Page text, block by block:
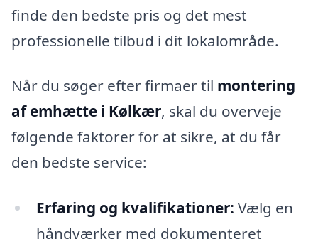
finde den bedste pris og det mest
professionelle tilbud i dit lokalområde.
Når du søger efter firmaer til montering
af emhætte i Kølkær, skal du overveje
følgende faktorer for at sikre, at du får
den bedste service:
Erfaring og kvalifikationer: Vælg en
håndværker med dokumenteret